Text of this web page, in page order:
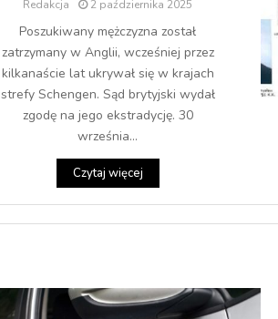
Redakcja 2 października 2025
Poszukiwany mężczyzna został
zatrzymany w Anglii, wcześniej przez
kilkanaście lat ukrywał się w krajach
strefy Schengen. Sąd brytyjski wydał
zgodę na jego ekstradycję. 30
września...
Czytaj więcej